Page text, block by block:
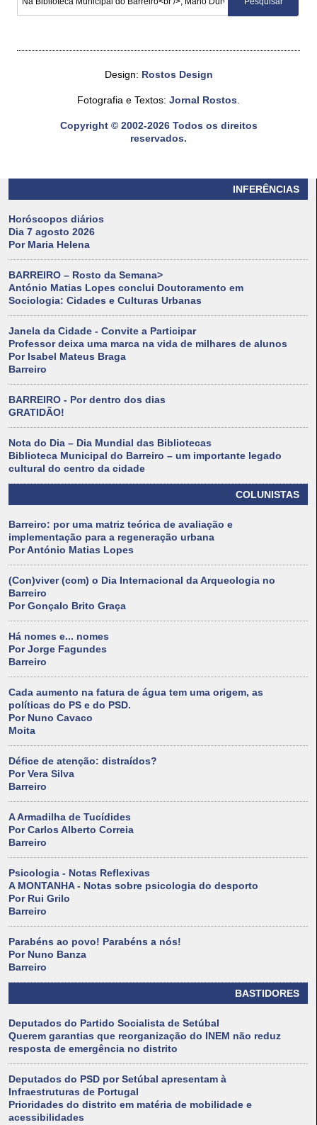
INFERÊNCIAS
Horóscopos diários
Dia 7 agosto 2026
Por Maria Helena
BARREIRO – Rosto da Semana>
António Matias Lopes conclui Doutoramento em
Sociologia: Cidades e Culturas Urbanas
Janela da Cidade - Convite a Participar
Professor deixa uma marca na vida de milhares de alunos
Por Isabel Mateus Braga
Barreiro
BARREIRO - Por dentro dos dias
GRATIDÃO!
Nota do Dia – Dia Mundial das Bibliotecas
Biblioteca Municipal do Barreiro – um importante legado
cultural do centro da cidade
COLUNISTAS
Barreiro: por uma matriz teórica de avaliação e
implementação para a regeneração urbana
Por António Matias Lopes
(Con)viver (com) o Dia Internacional da Arqueologia no
Barreiro
Por Gonçalo Brito Graça
Há nomes e... nomes
Por Jorge Fagundes
Barreiro
Cada aumento na fatura de água tem uma origem, as
políticas do PS e do PSD.
Por Nuno Cavaco
Moita
Défice de atenção: distraídos?
Por Vera Silva
Barreiro
A Armadilha de Tucídides
Por Carlos Alberto Correia
Barreiro
Psicologia - Notas Reflexivas
A MONTANHA - Notas sobre psicologia do desporto
Por Rui Grilo
Barreiro
Parabéns ao povo! Parabéns a nós!
Por Nuno Banza
Barreiro
BASTIDORES
Deputados do Partido Socialista de Setúbal
Querem garantias que reorganização do INEM não reduz
resposta de emergência no distrito
Deputados do PSD por Setúbal apresentam à
Infraestruturas de Portugal
Prioridades do distrito em matéria de mobilidade e
acessibilidades
Design: Rostos Design
Fotografia e Textos: Jornal Rostos.
Copyright © 2002-2026 Todos os direitos
reservados.